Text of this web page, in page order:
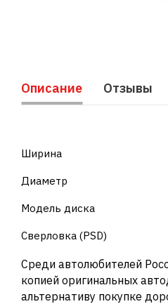
Описание Отзывы
Ширина
Диаметр
Модель диска
Сверловка (PSD)
Среди автолюбителей
копией оригинальных
альтернативу покупке